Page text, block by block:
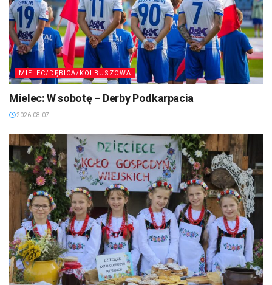
MIELEC/DĘBICA/KOLBUSZOWA
Mielec: W sobotę – Derby Podkarpacia
2026-08-07